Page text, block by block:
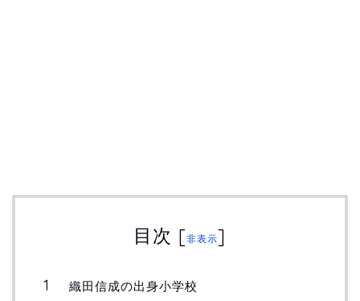
目次 [非表示]
織田信成の出身小学校